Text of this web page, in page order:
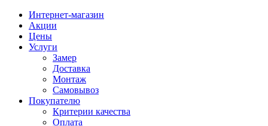
Интернет-магазин
Акции
Цены
Услуги
Замер
Доставка
Монтаж
Самовывоз
Покупателю
Критерии качества
Оплата